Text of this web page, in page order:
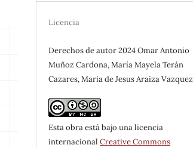
Licencia
Derechos de autor 2024 Omar Antonio
Muñoz Cardona, María Mayela Terán
Cazares, María de Jesus Araiza Vazquez
Esta obra está bajo una licencia
internacionalCreative Commons